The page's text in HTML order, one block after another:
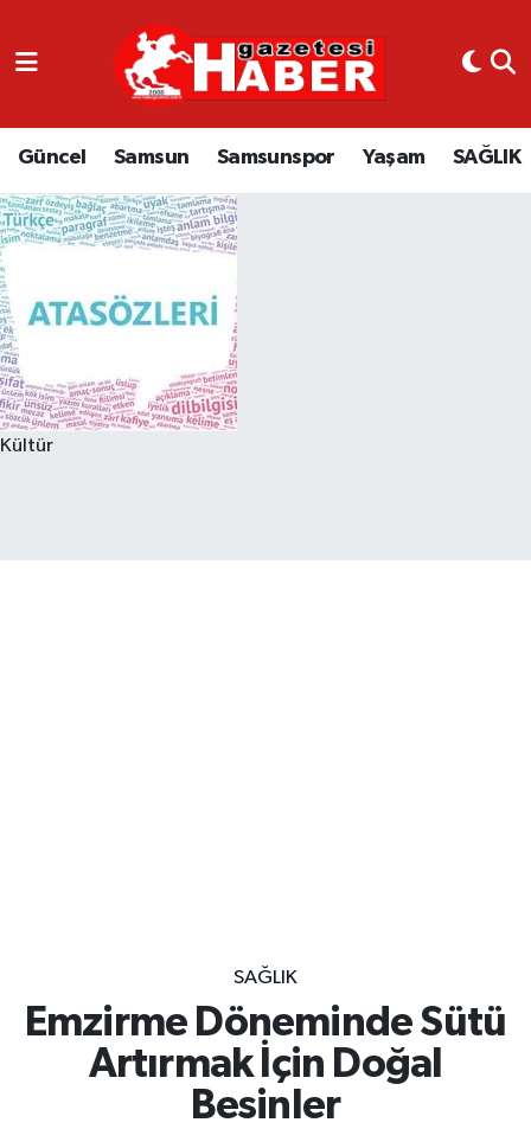
Güncel Samsun Samsunspor Yaşam SAĞLIK
Kültür
SAĞLIK
Emzirme Döneminde Sütü
Artırmak İçin Doğal
Besinler
GÜNCEL
SAMSUN
SAMSUNSPOR
YAŞAM